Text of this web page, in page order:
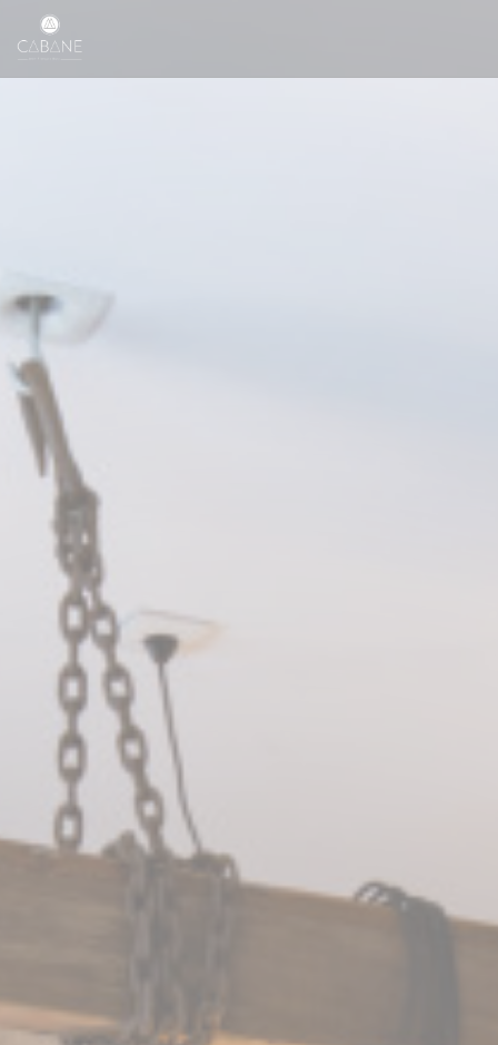
Cookies beheer paneel